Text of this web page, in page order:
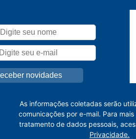
As informações coletadas serão
comunicações por e-mail. Para
tratamento de dados pessoais,
Privacidade.